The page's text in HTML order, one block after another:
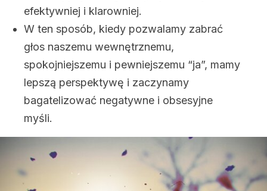
efektywniej i klarowniej.
W ten sposób, kiedy pozwalamy zabrać
głos naszemu wewnętrznemu,
spokojniejszemu i pewniejszemu “ja”, mamy
lepszą perspektywę i zaczynamy
bagatelizować negatywne i obsesyjne
myśli.